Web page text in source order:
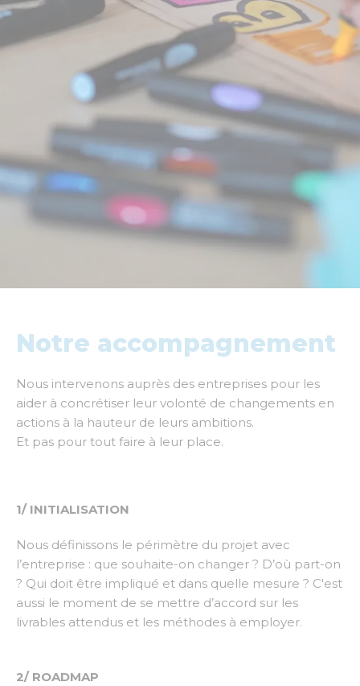
D'expérience, nous avons constaté des effets positifs
sur plusieurs aspects :
Quantitativement
• Hausse des ventes pour la sortie de nouveaux
produits ou la restructuration des offres
• Diminution des coûts dans la gestion de projets
• Développement du portefeuille client
• Augmentation des performances opérationnelles
Qualitativement
• Amélioration du bien-être des collaborateurs
Notre accompagnement
Nous intervenons auprès des entreprises pour les
aider à concrétiser leur volonté de changements en
actions à la hauteur de leurs ambitions.
Et pas pour tout faire à leur place.
1/ INITIALISATION
Nous définissons le périmètre du projet avec
l’entreprise : que souhaite-on changer ? D’où part-on
? Qui doit être impliqué et dans quelle mesure ? C'est
aussi le moment de se mettre d’accord sur les
livrables attendus et les méthodes à employer.
2/ ROADMAP